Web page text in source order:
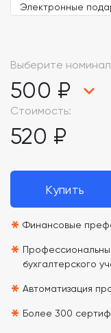
Электронные
Выберите
500 ₽
Стоимость:
520 ₽
Купить
* Финансовые
* бухгалтерского
* Автоматизация
* Более 300